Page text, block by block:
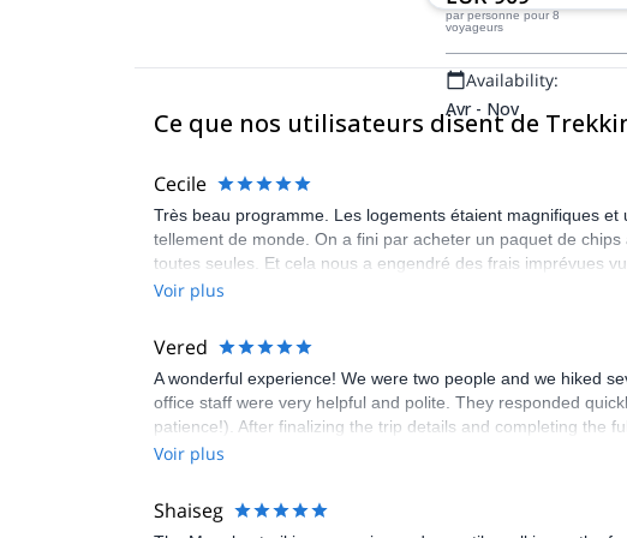
guides certifiés de
aideront à traverser les
montagnes, rivières et
spectaculaires de cette
par personne pour 8
voyageurs
Availability:
Avr - Nov
Ce que nos utilisateurs disent de
Cecile
Très beau programme. Les logements étaient magnifiques
tellement de monde. On a fini par acheter un paquet de
toutes seules. Et cela nous a engendré des frais imprévues
Voir plus
Vered
A wonderful experience! We were two people and we hiked
office staff were very helpful and polite. They responded
patience!). After finalizing the trip details and completing the
file of the trail. In the hike itself, everything went smoothly.
and transferred us to a nearby point). The villages we
friendly and helpful. One final tip: The hikes are great but
Voir plus
Shaiseg